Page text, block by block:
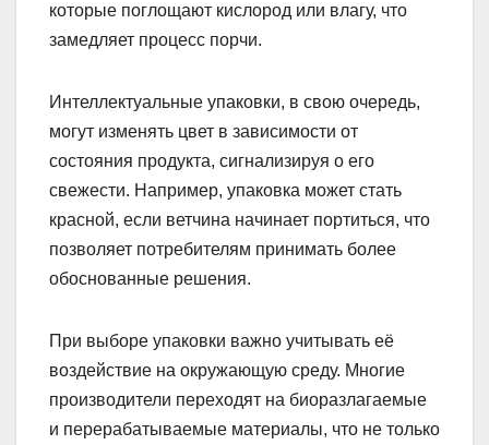
которые поглощают кислород или влагу, что
замедляет процесс порчи.
Интеллектуальные упаковки, в свою очередь,
могут изменять цвет в зависимости от
состояния продукта, сигнализируя о его
свежести. Например, упаковка может стать
красной, если ветчина начинает портиться, что
позволяет потребителям принимать более
обоснованные решения.
При выборе упаковки важно учитывать её
воздействие на окружающую среду. Многие
производители переходят на биоразлагаемые
и перерабатываемые материалы, что не только